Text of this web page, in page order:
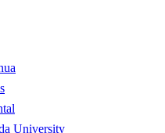
University